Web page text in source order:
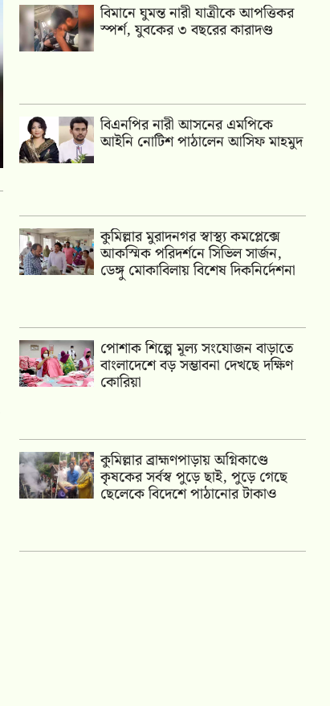
বিমানে ঘুমন্ত নারী যাত্রীকে আপত্তিকর
স্পর্শ, যুবকের ৩ বছরের কারাদণ্ড
বিএনপির নারী আসনের এমপিকে
আইনি নোটিশ পাঠালেন আসিফ মাহমুদ
কুমিল্লার মুরাদনগর স্বাস্থ্য কমপ্লেক্সে
আকস্মিক পরিদর্শনে সিভিল সার্জন,
ডেঙ্গু মোকাবিলায় বিশেষ দিকনির্দেশনা
পোশাক শিল্পে মূল্য সংযোজন বাড়াতে
বাংলাদেশে বড় সম্ভাবনা দেখছে দক্ষিণ
কোরিয়া
কুমিল্লার ব্রাহ্মণপাড়ায় অগ্নিকাণ্ডে
কৃষকের সর্বস্ব পুড়ে ছাই, পুড়ে গেছে
ছেলেকে বিদেশে পাঠানোর টাকাও